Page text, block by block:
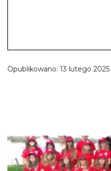
Opublikowano: 13 lutego 2025